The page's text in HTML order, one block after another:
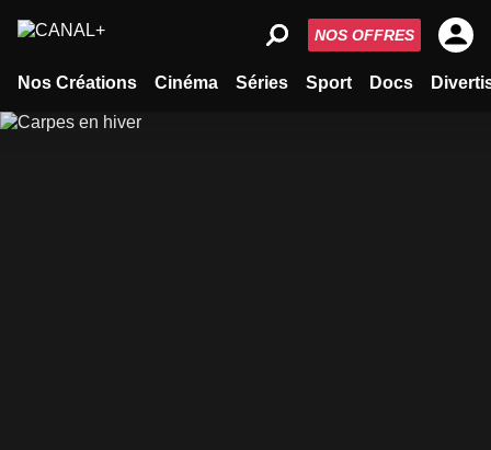
Nos Créations Cinéma Séries Sport Docs
NOS OFFRES